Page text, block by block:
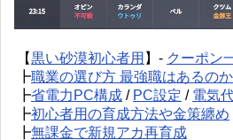
【黒い砂漠初心者用 】- クーポン
┣職業の選び方 最強職はあるのか
┣省電力PC構成 / PC設定 / 電気
┣初心者用の育成方法や金策纏め
┣無課金で新規アカ再育成